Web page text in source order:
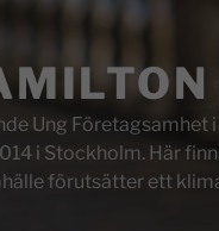
Ung
i Stockholm. Här
förutsätter ett